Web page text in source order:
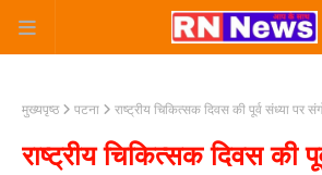
मुख्यपृष्ठ पटना राष्ट्रीय चिकित्सक दिवस की पूर्व संध्या पर
राष्ट्रीय चिकित्सक दिवस की